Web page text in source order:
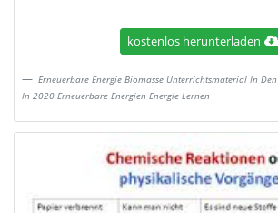
kostenlos herunterladen
Erneuerbare Energie Biomasse Unterrichtsmaterial In
In 2020 Erneuerbare Energien Energie Lernen